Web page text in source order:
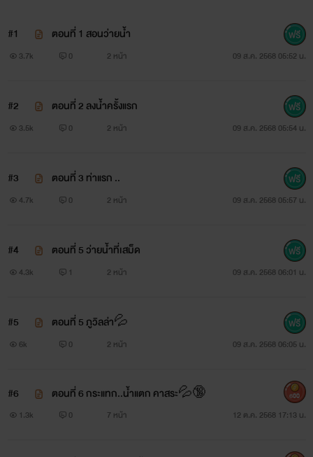
#1 ตอนที่ 1 สอนว่ายน้ำ
3.7k 0 2 หน้า 09 ส.ค. 2568 05:52 น.
#2 ตอนที่ 2 ลงน้ำครั้งแรก
3.5k 0 2 หน้า 09 ส.ค. 2568 05:54 น.
#3 ตอนที่ 3 ท่าแรก ..
4.7k 0 2 หน้า 09 ส.ค. 2568 05:57 น.
#4 ตอนที่ 5 ว่ายน้ำที่เสม็ด
4.3k 1 2 หน้า 09 ส.ค. 2568 06:01 น.
#5 ตอนที่ 5 ภูวิลล่า💦
6k 0 2 หน้า 09 ส.ค. 2568 06:05 น.
#6 ตอนที่ 6 กระแทก..น้ำแตก คาสระ💦🔞
1.3k 0 7 หน้า 12 ต.ค. 2568 17:13 น.
600